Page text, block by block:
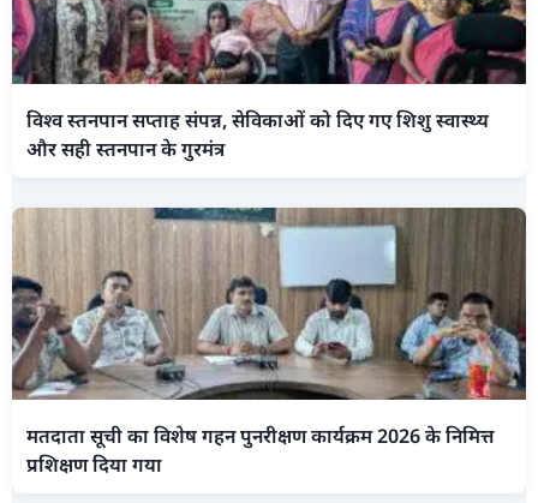
विश्व स्तनपान सप्ताह संपन्न, सेविकाओं को दिए गए शिशु स्वास्थ्य
और सही स्तनपान के गुरमंत्र
मतदाता सूची का विशेष गहन पुनरीक्षण कार्यक्रम 2026 के निमित्त
प्रशिक्षण दिया गया